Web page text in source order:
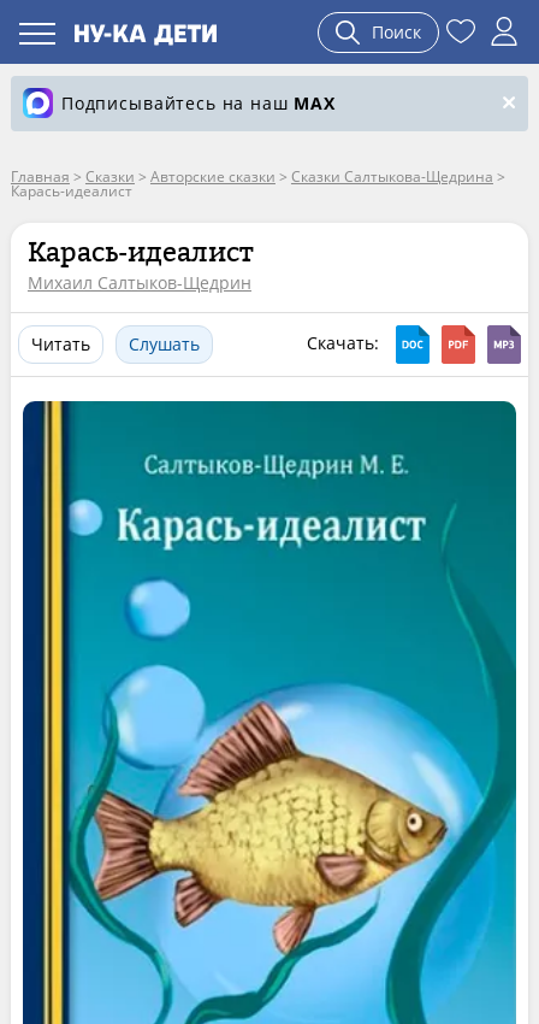
Поиск
Подписывайтесь на наш MAX
Главная > Сказки > Авторские сказки > Сказки Салтыкова-Щедрина >
Карась-идеалист
Карась-идеалист
Михаил Салтыков-Щедрин
Читать Слушать Скачать: